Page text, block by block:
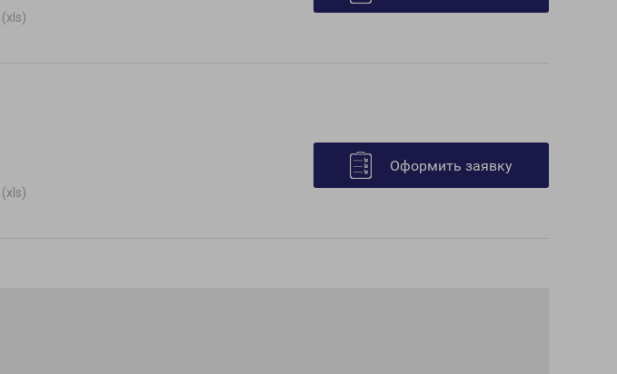
(xls)
(xls)
Оформить заявку